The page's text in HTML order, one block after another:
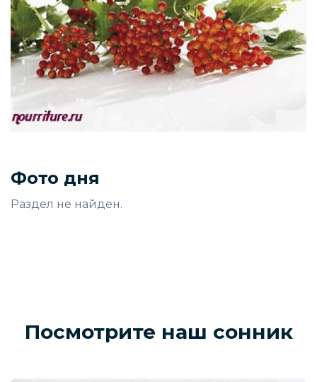
Фото дня
Раздел не найден.
Посмотрите наш сонник